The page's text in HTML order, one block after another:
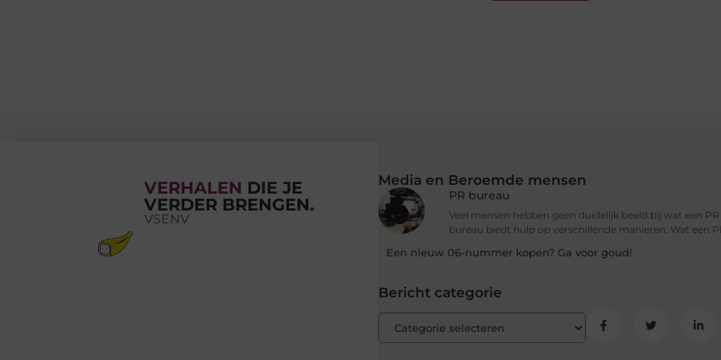
VERHALEN DIE JE
VERDER BRENGEN.
VSENV
Media en Beroemde mensen
PR bureau
Veel mensen hebben geen duidelijk beeld bij wat een
bureau biedt hulp op verschillende manieren. Wat een
Een nieuw 06-nummer kopen? Ga voor goud!
Bericht categorie